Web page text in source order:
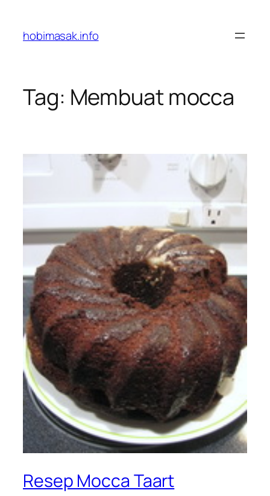
content
hobimasak.info
Tag: Membuat mocca
Resep Mocca Taart